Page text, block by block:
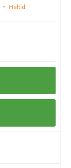
Heltid